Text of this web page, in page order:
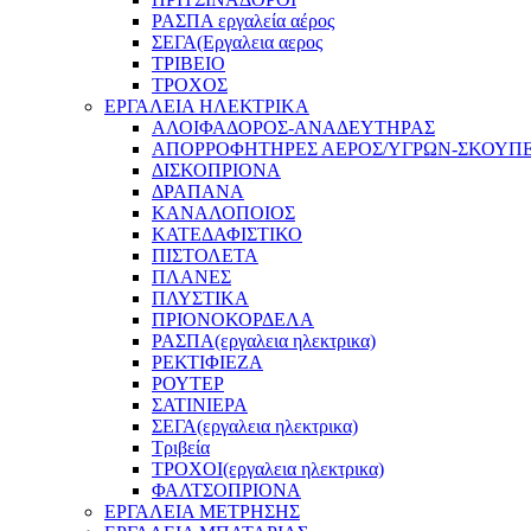
ΡΑΣΠΑ εργαλεία αέρος
ΣΕΓΑ(Εργαλεια αερος
ΤΡΙΒΕΙΟ
ΤΡΟΧΟΣ
ΕΡΓΑΛΕΙΑ ΗΛΕΚΤΡΙΚΑ
ΑΛΟΙΦΑΔΟΡΟΣ-ΑΝΑΔΕΥΤΗΡΑΣ
ΑΠΟΡΡΟΦΗΤΗΡΕΣ ΑΕΡΟΣ/ΥΓΡΩΝ-
ΔΙΣΚΟΠΡΙΟΝΑ
ΔΡΑΠΑΝΑ
ΚΑΝΑΛΟΠΟΙΟΣ
ΚΑΤΕΔΑΦΙΣΤΙΚΟ
ΠΙΣΤΟΛΕΤΑ
ΠΛΑΝΕΣ
ΠΛΥΣΤΙΚΑ
ΠΡΙΟΝΟΚΟΡΔΕΛΑ
ΡΑΣΠΑ(εργαλεια ηλεκτρικα)
ΡΕΚΤΙΦΙΕΖΑ
ΡΟΥΤΕΡ
ΣΑΤΙΝΙΕΡΑ
ΣΕΓΑ(εργαλεια ηλεκτρικα)
Τριβεία
ΤΡΟΧΟΙ(εργαλεια ηλεκτρικα)
ΦΑΛΤΣΟΠΡΙΟΝΑ
ΕΡΓΑΛΕΙΑ ΜΕΤΡΗΣΗΣ